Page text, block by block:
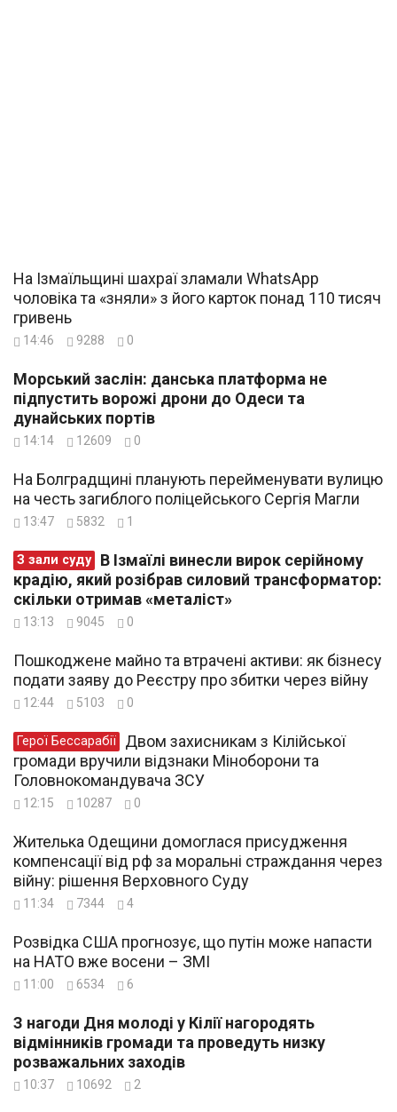
На Ізмаїльщині шахраї зламали WhatsApp
чоловіка та «зняли» з його карток понад 110 тисяч
гривень
14:46 9288 0
Морський заслін: данська платформа не
підпустить ворожі дрони до Одеси та
дунайських портів
14:14 12609 0
На Болградщині планують перейменувати вулицю
на честь загиблого поліцейського Сергія Магли
13:47 5832 1
З зали суду
крадію, який розібрав силовий трансформатор:
скільки отримав «металіст»
13:13 9045 0
Пошкоджене майно та втрачені активи: як бізнесу
подати заяву до Реєстру про збитки через війну
12:44 5103 0
Герої Бессарабії
громади вручили відзнаки Міноборони та
Головнокомандувача ЗСУ
12:15 10287 0
Жителька Одещини домоглася присудження
компенсації від рф за моральні страждання через
війну: рішення Верховного Суду
11:34 7344 4
Розвідка США прогнозує, що путін може напасти
на НАТО вже восени – ЗМІ
11:00 6534 6
З нагоди Дня молоді у Кілії нагородять
відмінників громади та проведуть низку
розважальних заходів
10:37 10692 2